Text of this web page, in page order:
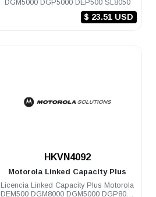
DGM5000 DGP5000 DEP500 SL8050
$ 23.51 USD
HKVN4092
Motorola Linked Capacity Plus
Licencia Linked Capacity Plus Motorola
DEM500 DGM8000 DGM5000 DGP8000